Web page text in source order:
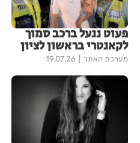
פעוט ננעל ברכב סמוך
לקאנטרי בראשון לציון
מערכת האתר 19.07.26